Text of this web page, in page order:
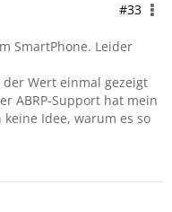
#33
SmartPhone. Leider
Wert einmal gezeigt
ABRP-Support hat mein
Idee, warum es so